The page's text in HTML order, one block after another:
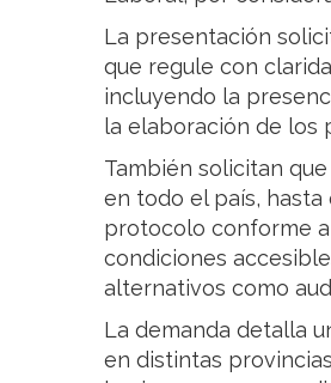
La presentación
que regule con
incluyendo la
la elaboración de los
También solicitan
en todo el país,
protocolo conforme
condiciones
alternativos como
La demanda detalla
en distintas